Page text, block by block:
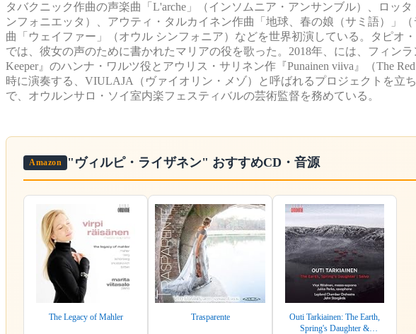
タバクニック作曲の声楽曲「L'arche」（インソムニア・アンサンブル）、ロッ
ンフォニエッタ）、アウティ・タルカイネン作曲「地球、春の娘（サミ語）」
曲「ウェイファー」（オウル シンフォニア）などを世界初演している。タピオ
では、彼女の声のために書かれたマリアの役を歌った。2018年、には、フィン
Keeper』のハンナ・ワルツ役とアウリス・サリネン作『Punainen viiva』（The
時に演奏する、VIULAJA（ヴァイオリン・メゾ）と呼ばれるプロジェクトを立
で、オウルンサロ・ソイ室内楽フェスティバルの芸術監督を務めている。
Amazon "ヴィルピ・ライザネン" おすすめCD・音源
The Legacy of Mahler Trasparente
Outi Tarkiainen: The Earth,
Spring's Daughter &